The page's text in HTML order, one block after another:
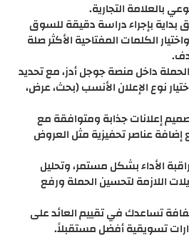
بالعلامة التجارية.
بداية بإجراء دراسة دقيقة للسوق
الكلمات المفتاحية الأكثر صلة
داخل منصة جوجل أدز، مع تحديد
نوع الإعلان الأنسب (بحث، عرض،
إعلانات جذابة ومتوافقة مع
عناصر تحفيزية مثل العروض
الأداء بشكل مستمر، وتحليل
اللازمة لتحسين الحملة ورفع
تساعدك في تقييم العائد على
تسويقية أفضل مستقبلاً.